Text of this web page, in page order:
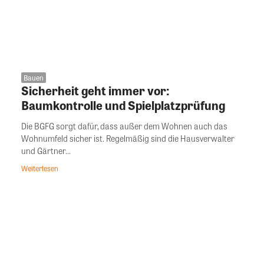
Bauen
Sicherheit geht immer vor:
Baumkontrolle und Spielplatzprüfung
Die BGFG sorgt dafür, dass außer dem Wohnen auch das
Wohnumfeld sicher ist. Regelmäßig sind die Hausverwalter
und Gärtner...
Weiterlesen